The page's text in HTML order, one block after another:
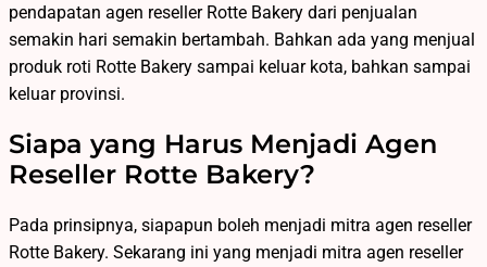
pendapatan agen reseller Rotte Bakery dari penjualan
semakin hari semakin bertambah. Bahkan ada yang menjual
produk roti Rotte Bakery sampai keluar kota, bahkan sampai
keluar provinsi.
Siapa yang Harus Menjadi Agen
Reseller Rotte Bakery?
Pada prinsipnya, siapapun boleh menjadi mitra agen reseller
Rotte Bakery. Sekarang ini yang menjadi mitra agen reseller